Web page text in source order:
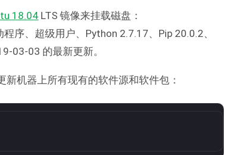
18.04 LTS 镜像来挂载磁盘：
序、超级用户、Python 2.7.17、Pip 20.0.2、
03-03 的最新更新。
机器上所有现有的软件源和软件包：